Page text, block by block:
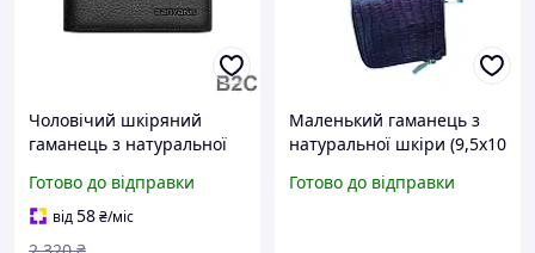
Чоловічий шкіряний
гаманець з натуральної
готівки, 5 кишень для
карт, стильний аксесуар.
Готово до відправки
від58₴/міс
Маленький гаманець з
натуральної шкіри (9,5х10
Готово до відправки